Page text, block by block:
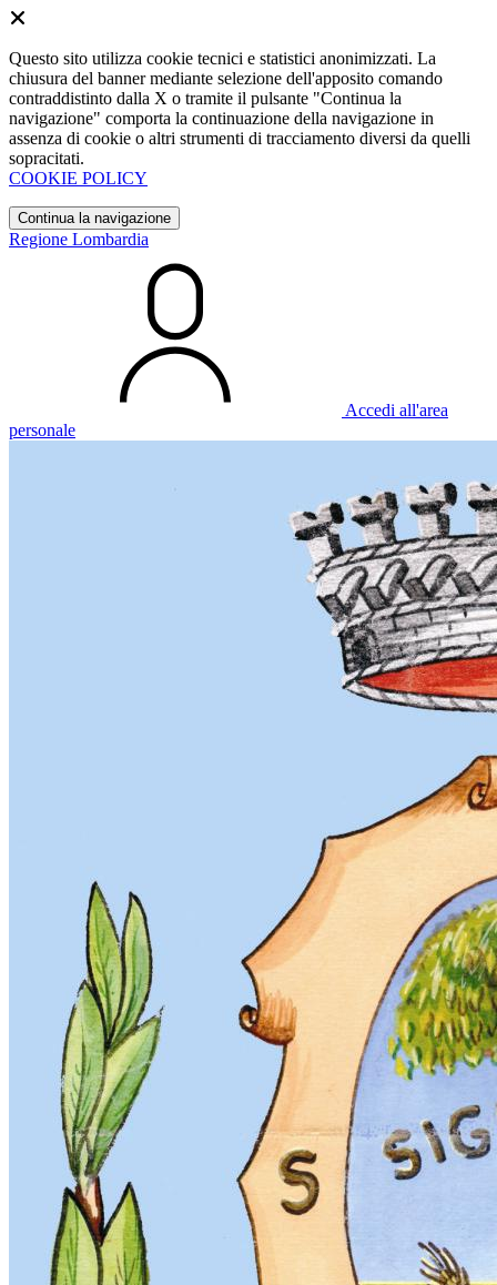
Questo sito utilizza cookie tecnici e statistici anonimizzati. La
chiusura del banner mediante selezione dell'apposito comando
contraddistinto dalla X o tramite il pulsante "Continua la
navigazione" comporta la continuazione della navigazione in
assenza di cookie o altri strumenti di tracciamento diversi da quelli
sopracitati.
COOKIE POLICY
Continua la navigazione
Regione Lombardia
Accedi all'area
personale